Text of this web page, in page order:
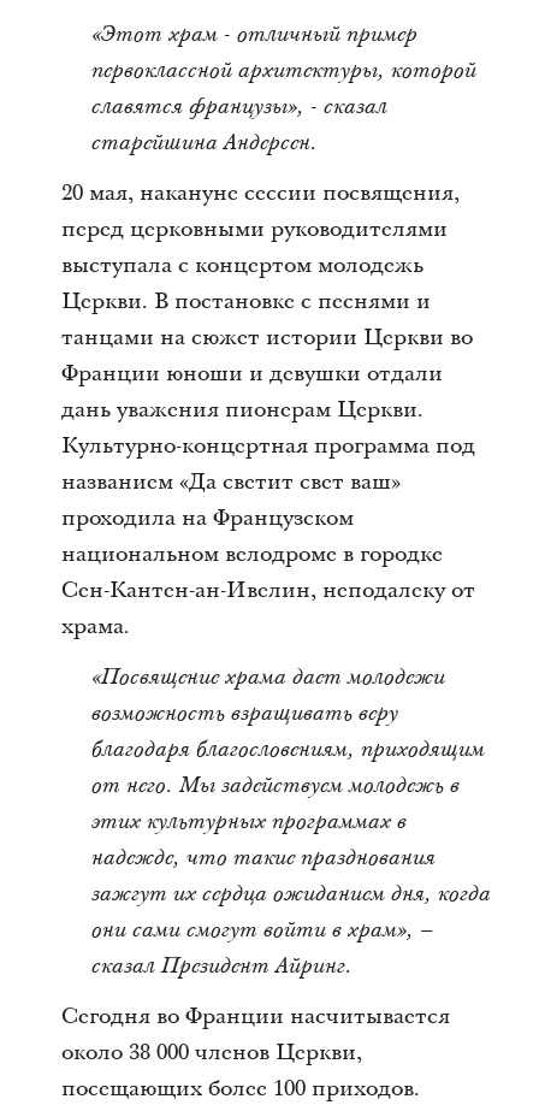
«Этот храм - отличный пример
первоклассной архитектуры, которой
славятся французы», - сказал
старейшина Андерсен.
20 мая, накануне сессии посвящения,
перед церковными руководителями
выступала с концертом молодежь
Церкви. В постановке с песнями и
танцами на сюжет истории Церкви во
Франции юноши и девушки отдали
дань уважения пионерам Церкви.
Культурно-концертная программа под
названием «Да светит свет ваш»
проходила на Французском
национальном велодроме в городке
Сен-Кантен-ан-Ивелин, неподалеку от
храма.
«Посвящение храма дает молодежи
возможность взращивать веру
благодаря благословениям, приходящим
от него. Мы задействуем молодежь в
этих культурных программах в
надежде, что такие празднования
зажгут их сердца ожиданием дня, когда
они сами смогут войти в храм», –
сказал Президент Айринг.
Сегодня во Франции насчитывается
около 38 000 членов Церкви,
посещающих более 100 приходов.